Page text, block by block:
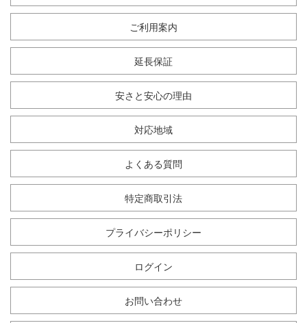
ご利用案内
延長保証
安さと安心の理由
対応地域
よくある質問
特定商取引法
プライバシーポリシー
ログイン
お問い合わせ